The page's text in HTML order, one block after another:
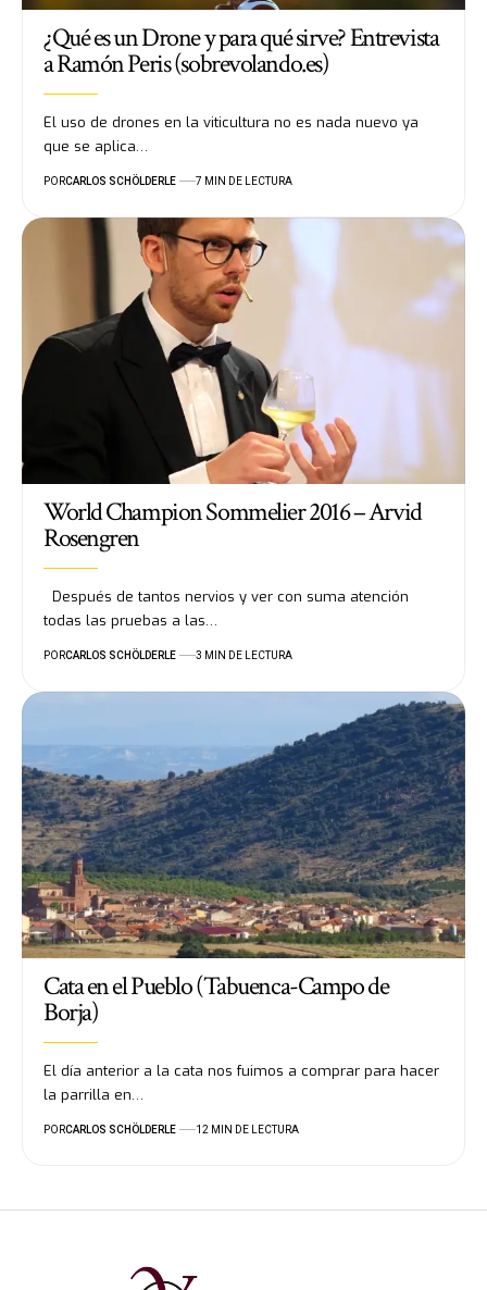
¿Qué es un Drone y para qué sirve? Entrevista
a Ramón Peris (sobrevolando.es)
El uso de drones en la viticultura no es nada nuevo ya
que se aplica…
PORCARLOS SCHÖLDERLE 7 MIN DE LECTURA
World Champion Sommelier 2016 – Arvid
Rosengren
Después de tantos nervios y ver con suma atención
todas las pruebas a las…
PORCARLOS SCHÖLDERLE 3 MIN DE LECTURA
Cata en el Pueblo (Tabuenca-Campo de
Borja)
El día anterior a la cata nos fuimos a comprar para hacer
la parrilla en…
PORCARLOS SCHÖLDERLE 12 MIN DE LECTURA